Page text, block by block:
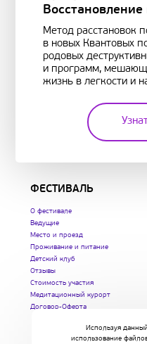
Метод расстановок
в новых Квантовых
родовых
и программ,
жизнь в легкости и
ФЕСТИВАЛЬ
О фестивале
Ведущие
Место и проезд
Проживание и питание
Детский клуб
Отзывы
Стоимость участия
Медитационный курорт
Договор-Оферта
Используя
использование